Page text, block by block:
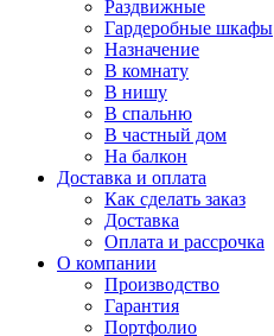
Раздвижные
Гардеробные шкафы
Назначение
В комнату
В нишу
В спальню
В частный дом
На балкон
Доставка и оплата
Как сделать заказ
Доставка
Оплата и рассрочка
О компании
Производство
Гарантия
Портфолио